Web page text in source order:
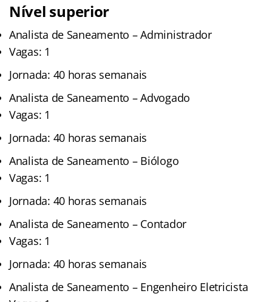
Nível superior
Analista de Saneamento – Administrador
Vagas: 1
Jornada: 40 horas semanais
Analista de Saneamento – Advogado
Vagas: 1
Jornada: 40 horas semanais
Analista de Saneamento – Biólogo
Vagas: 1
Jornada: 40 horas semanais
Analista de Saneamento – Contador
Vagas: 1
Jornada: 40 horas semanais
Analista de Saneamento – Engenheiro Eletricista